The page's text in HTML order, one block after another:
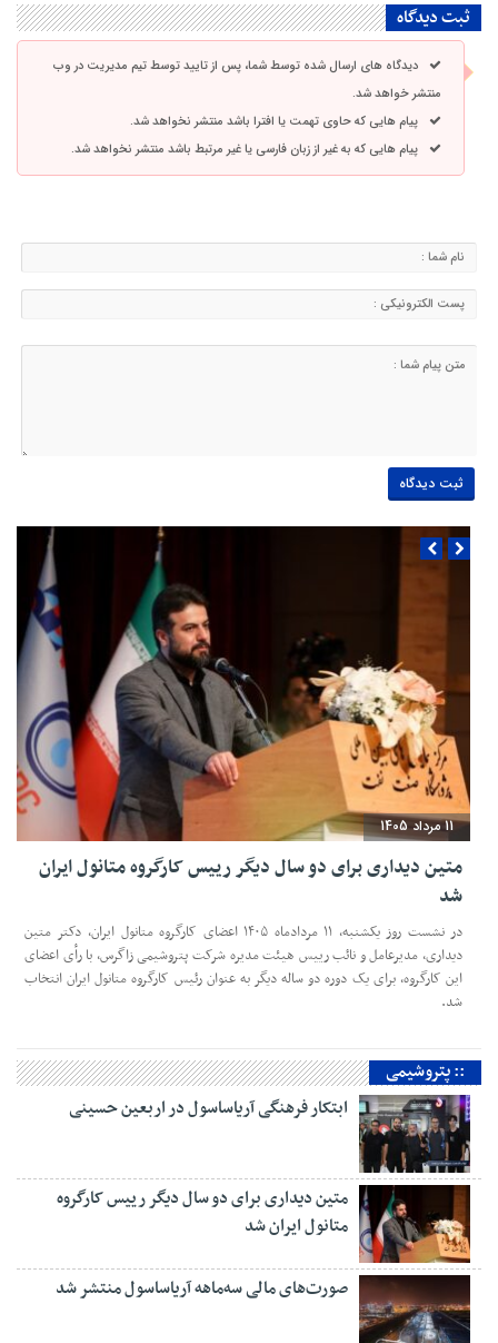
ثبت دیدگاه
دیدگاه های ارسال شده توسط شما، پس از تایید توسط تیم مدیریت در وب
منتشر خواهد شد.
پیام هایی که حاوی تهمت یا افترا باشد منتشر نخواهد شد.
پیام هایی که به غیر از زبان فارسی یا غیر مرتبط باشد منتشر نخواهد شد.
11 مرداد 1405
متین دیداری برای دو سال دیگر رییس کارگروه متانول ایران
شد
در نشست روز یکشنبه، ۱۱ مردادماه ۱۴۰۵ اعضای کارگروه متانول ایران، دکتر متین
دیداری، مدیرعامل و‌ نائب رییس هیئت مدیره شرکت پتروشیمی زاگرس، با رأی اعضای
این کارگروه، برای یک دوره دو ساله دیگر به عنوان رئیس کارگروه متانول ایران انتخاب
شد.
:: پتروشیمی
ابتکار فرهنگی آریاساسول در اربعین حسینی
متین دیداری برای دو سال دیگر رییس کارگروه
متانول ایران شد
صورت‌های مالی سه‌ماهه آریاساسول منتشر شد